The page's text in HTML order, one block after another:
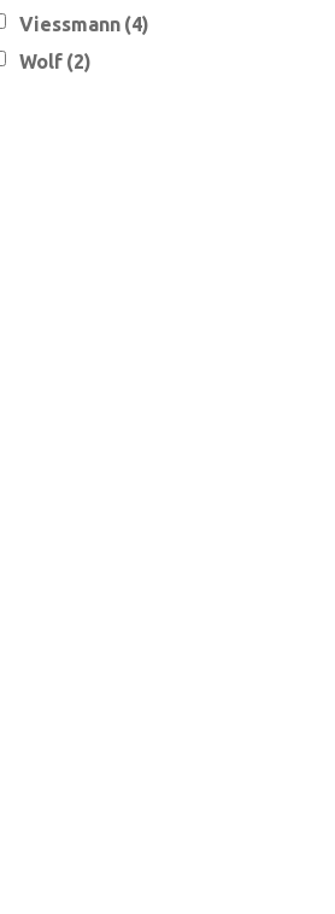
Viessmann (4)
Wolf (2)